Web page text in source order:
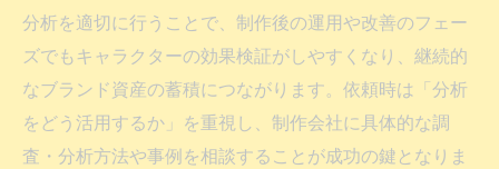
分析を適切に行うことで、制作後の運用や改善のフェー
ズでもキャラクターの効果検証がしやすくなり、継続的
なブランド資産の蓄積につながります。依頼時は「分析
をどう活用するか」を重視し、制作会社に具体的な調
査・分析方法や事例を相談することが成功の鍵となりま